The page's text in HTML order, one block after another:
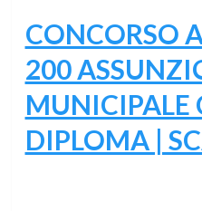
CONCORSO
200
MUNICIPALE
DIPLOMA |